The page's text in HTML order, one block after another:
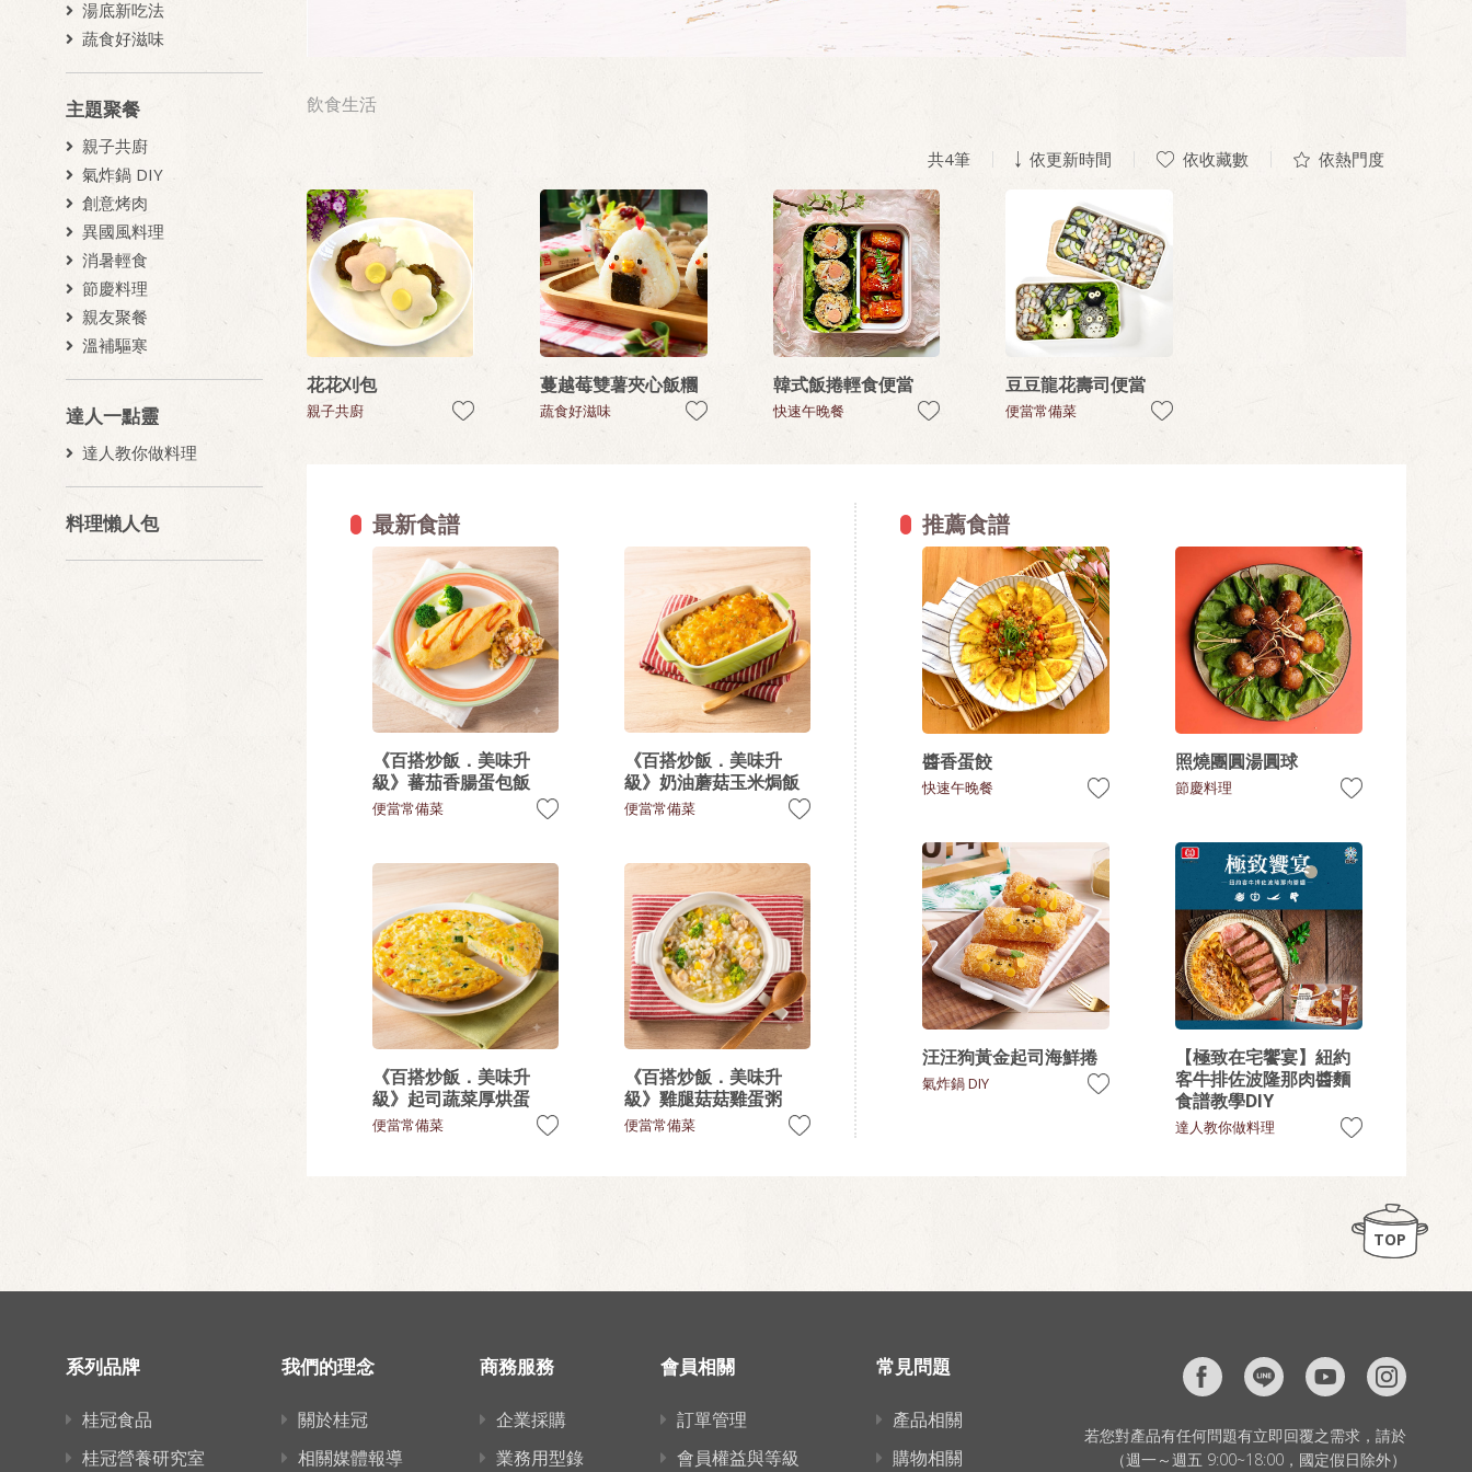
湯底新吃法
蔬食好滋味
主題聚餐
親子共廚
氣炸鍋 DIY
創意烤肉
異國風料理
消暑輕食
節慶料理
親友聚餐
溫補驅寒
達人一點靈
達人教你做料理
料理懶人包
飲食生活
共4筆 依更新時間 依收藏數 依熱門度
花花刈包
親子共廚
蔓越莓雙薯夾心飯糰
蔬食好滋味
韓式飯捲輕食便當
快速午晚餐
豆豆龍花壽司便當
便當常備菜
最新食譜
《百搭炒飯．美味升
級》蕃茄香腸蛋包飯
便當常備菜
《百搭炒飯．美味升
級》奶油蘑菇玉米焗飯
便當常備菜
《百搭炒飯．美味升
級》起司蔬菜厚烘蛋
便當常備菜
《百搭炒飯．美味升
級》雞腿菇菇雞蛋粥
便當常備菜
推薦食譜
醬香蛋餃
快速午晚餐
照燒團圓湯圓球
節慶料理
汪汪狗黃金起司海鮮捲
氣炸鍋 DIY
【極致在宅饗宴】紐約
客牛排佐波隆那肉醬麵
食譜教學DIY
達人教你做料理
TOP
系列品牌
桂冠食品
桂冠營養研究室
我們的理念
關於桂冠
相關媒體報導
商務服務
企業採購
業務用型錄
會員相關
訂單管理
會員權益與等級
常見問題
產品相關
購物相關
若您對產品有任何問題有立即回覆之需求，請於
（週一～週五 9:00~18:00，國定假日除外）